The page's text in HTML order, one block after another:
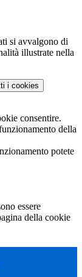
si avvalgono di
illustrate nella
i cookies
consentire.
della
potete
essere
della cookie